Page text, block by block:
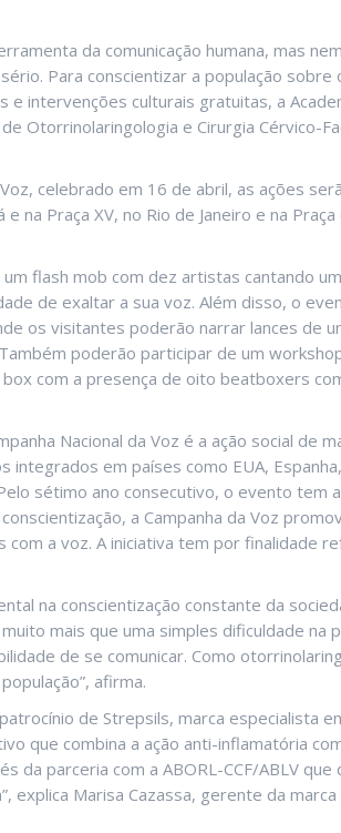
da comunicação humana, mas
Para conscientizar a população sobre
intervenções culturais gratuitas, a
Otorrinolaringologia e Cirurgia Cérvico-
celebrado em 16 de abril, as ações
na Praça XV, no Rio de Janeiro e na
flash mob com dez artistas cantando
de exaltar a sua voz. Além disso, o
os visitantes poderão narrar lances de
poderão participar de um
com a presença de oito beatboxers
Nacional da Voz é a ação social de
em países como EUA,
sétimo ano consecutivo, o evento tem
a Campanha da Voz
a voz. A iniciativa tem por finalidade
na conscientização constante da
mais que uma simples dificuldade na
de se comunicar. Como
afirma.
de Strepsils, marca especialista
que combina a ação anti-inflamatória
da parceria com a ABORL-CCF/ABLV
explica Marisa Cazassa, gerente da